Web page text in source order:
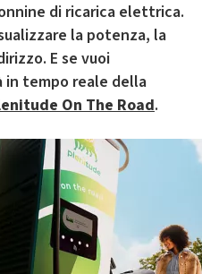
di ricarica elettrica.
la potenza, la
E se vuoi
in tempo reale della
On The Road.